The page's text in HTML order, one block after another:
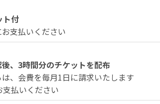
ト付
支払いください
、3時間分のチケットを配布
、会費を毎月1日に請求いたします
払いください